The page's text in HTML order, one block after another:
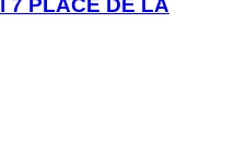
7 PLACE DE LA